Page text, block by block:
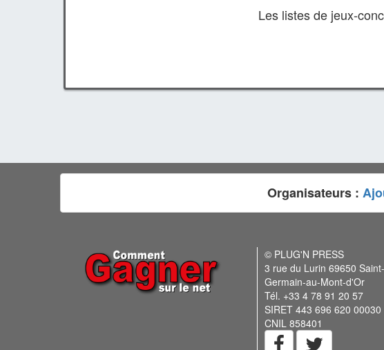
Les listes de jeux-
Organisateurs :
© PLUG'N PRESS
3 rue du Lurin 69650 Saint-
Germain-au-Mont-d'Or
Tél. +33 4 78 91 20 57
SIRET 443 696 620 00030
CNIL 858401